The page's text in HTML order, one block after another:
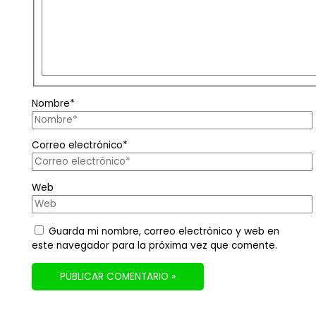
Nombre*
Correo electrónico*
Web
Guarda mi nombre, correo electrónico y web en
este navegador para la próxima vez que comente.